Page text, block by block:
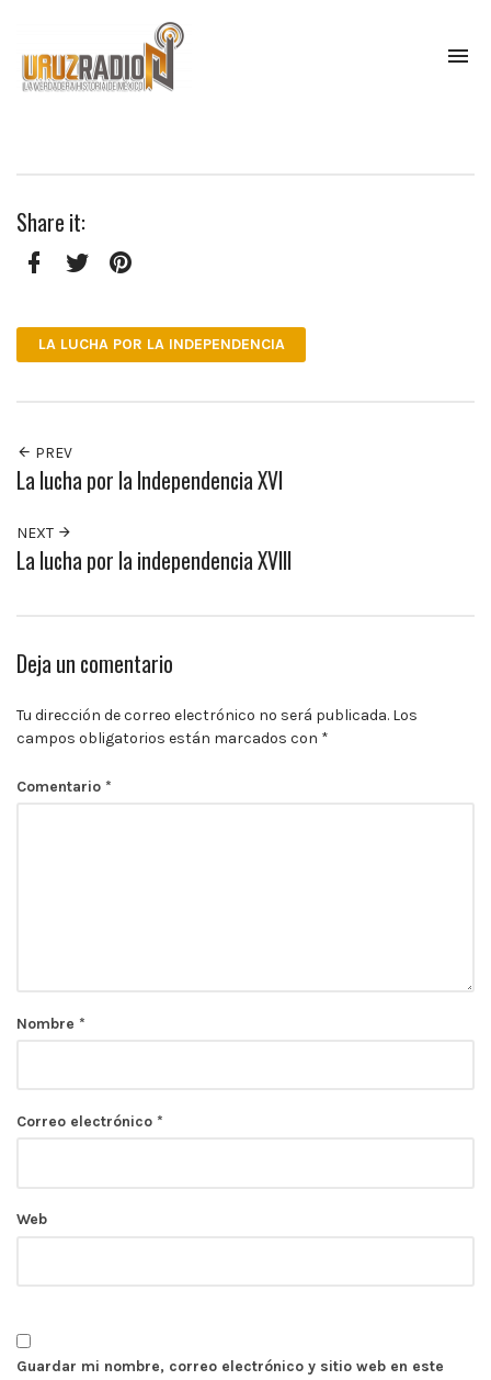
narrada
Mendoza.
Escúchanos
a
las
10:00
Share it:
LA LUCHA POR LA INDEPENDENCIA
PREV
La lucha por la Independencia XVI
NEXT
La lucha por la independencia XVIII
Deja un comentario
Tu dirección de correo electrónico no será publicada. Los
campos obligatorios están marcados con *
Comentario *
Nombre *
Correo electrónico *
Web
Guardar mi nombre, correo electrónico y sitio web en este